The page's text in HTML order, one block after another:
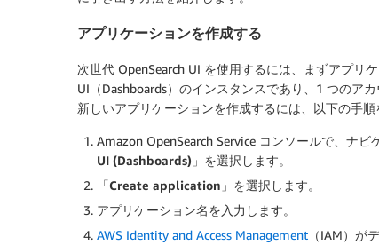
アプリケーションを作成する
次世代 OpenSearch UI を使用するには、まずアプリ
UI（Dashboards）のインスタンスであり、1 つのア
新しいアプリケーションを作成するには、以下の手順
Amazon OpenSearch Service コンソールで、ナ
UI (Dashboards) 」を選択します。
「Create application 」を選択します。
アプリケーション名を入力します。
AWS Identity and Access Management （IAM）が